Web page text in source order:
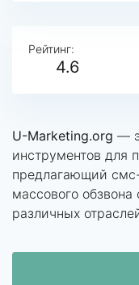
Рейтинг:
4.6
U-Marketing.org —
инструментов для
предлагающий
массового
различных